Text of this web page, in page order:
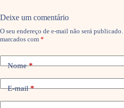
Deixe um comentário
O seu endereço de e-mail não será publicado.
marcados com *
Nome*
E-mail*